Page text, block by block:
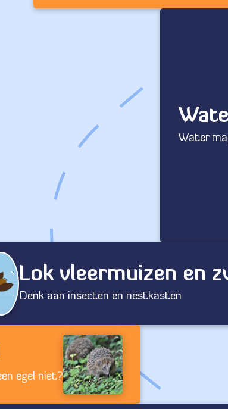
Water
Lok vleermuizen en
Denk aan insecten en nestkasten
egel niet?